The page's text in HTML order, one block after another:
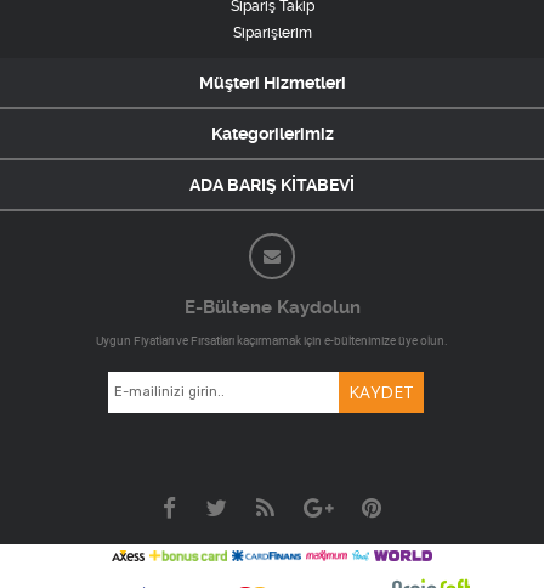
Sipariş Takip
Siparişlerim
Müşteri Hizmetleri
Kategorilerimiz
ADA BARIŞ KİTABEVİ
E-Bültene Kaydolun
Uygun Fiyatları ve Fırsatları kaçırmamak için e-bültenimize üye olun.